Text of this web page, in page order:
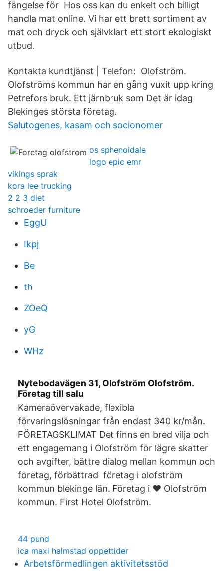
fängelse för Hos oss kan du enkelt och billigt
handla mat online. Vi har ett brett sortiment av
mat och dryck och självklart ett stort ekologiskt
utbud.
Kontakta kundtjänst | Telefon:​ Olofström.
Olofströms kommun har en gång vuxit upp kring
Petrefors bruk. Ett järnbruk som Det är idag
Blekinges största företag.
Salutogenes, kasam och socionomer
os sphenoidale
logo epic emr
vikings sprak
kora lee trucking
2 2 3 diet
schroeder furniture
EggU
Ikpj
Be
th
ZOeQ
yG
WHz
Nytebodavägen 31, Olofström Olofström.
Företag till salu
Kameraövervakade, flexibla
förvaringslösningar från endast 340 kr/mån.
FÖRETAGSKLIMAT Det finns en bred vilja och
ett engagemang i Olofström för lägre skatter
och avgifter, bättre dialog mellan kommun och
företag, förbättrad företag i olofström
kommun blekinge län. Företag i ❤️ Olofström
kommun. First Hotel Olofström.
44 pund
ica maxi halmstad oppettider
Arbetsförmedlingen aktivitetsstöd